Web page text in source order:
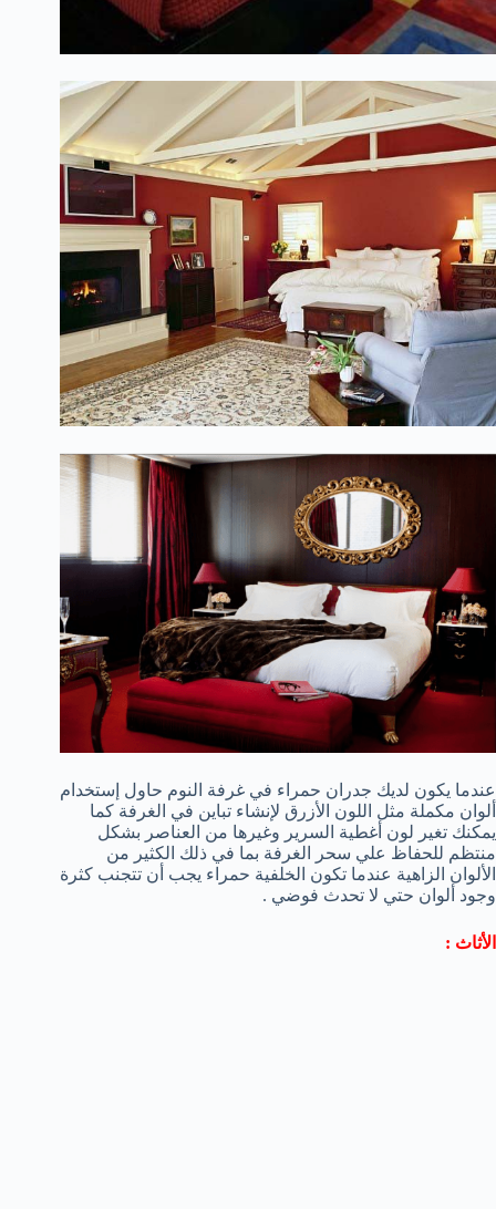
عندما يكون لديك جدران حمراء في غرفة النوم حاول إستخدام
ألوان مكملة مثل اللون الأزرق لإنشاء تباين في الغرفة كما
يمكنك تغير لون أغطية السرير وغيرها من العناصر بشكل
منتظم للحفاظ علي سحر الغرفة بما في ذلك الكثير من
الألوان الزاهية عندما تكون الخلفية حمراء يجب أن تتجنب كثرة
وجود ألوان حتي لا تحدث فوضي .
الأثاث :